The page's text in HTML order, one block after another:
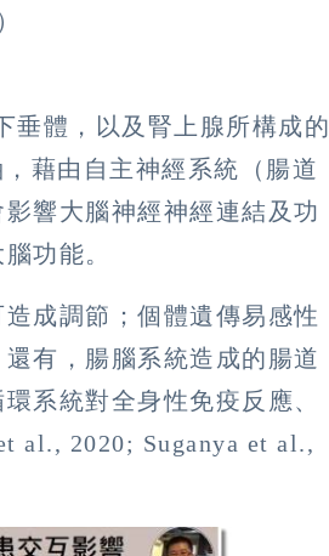
垂體，以及腎上腺所構成的
藉由自主神經系統（腸道
響大腦神經神經連結及功
功能。
成調節；個體遺傳易感性
有，腸腦系統造成的腸道
系統對全身性免疫反應、
al., 2020; Suganya et al.,